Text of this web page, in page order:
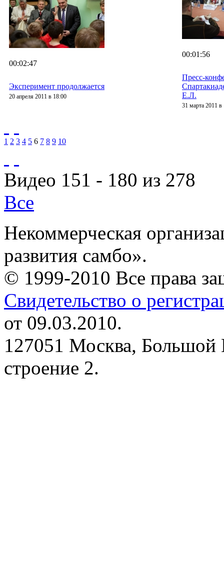
00:02:47
Эксперимент продолжается
20 апреля 2011 в 18:00
00:01:56
Пресс-
Е.Л.
31 марта 2011 в
1 2 3 4 5 6 7 8 9 10
Видео 151 - 180 из 278
Все
Некоммерческая
развития самбо».
© 1999-2010 Все права
Свидетельство о
от 09.03.2010.
127051 Москва, Большой
строение 2.